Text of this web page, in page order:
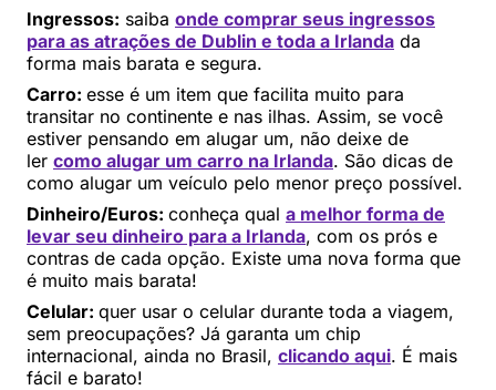
Ingressos: saiba onde comprar seus ingressos
para as atrações de Dublin e toda a Irlanda da
forma mais barata e segura.
Carro: esse é um item que facilita muito para
transitar no continente e nas ilhas. Assim, se você
estiver pensando em alugar um, não deixe de
ler como alugar um carro na Irlanda. São dicas de
como alugar um veículo pelo menor preço possível.
Dinheiro/Euros: conheça qual a melhor forma de
levar seu dinheiro para a Irlanda, com os prós e
contras de cada opção. Existe uma nova forma que
é muito mais barata!
Celular: quer usar o celular durante toda a viagem,
sem preocupações? Já garanta um chip
internacional, ainda no Brasil, clicando aqui. É mais
fácil e barato!